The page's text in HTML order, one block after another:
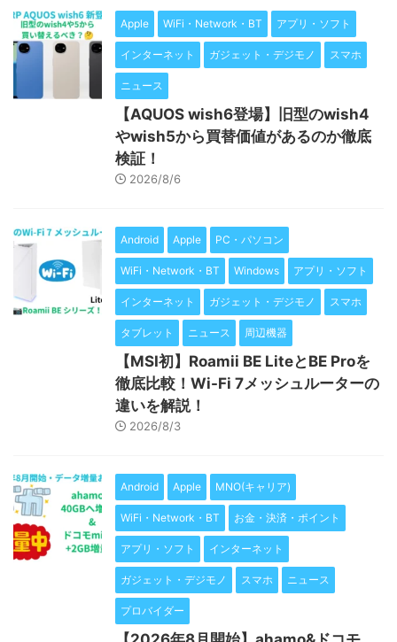
Apple WiFi・Network・BT アプリ・ソフト
インターネット ガジェット・デジモノ スマホ
ニュース
【AQUOS wish6登場】旧型のwish4
やwish5から買替価値があるのか徹底
検証！
2026/8/6
Android Apple PC・パソコン
WiFi・Network・BT Windows アプリ・ソフト
インターネット ガジェット・デジモノ スマホ
タブレット ニュース 周辺機器
【MSI初】Roamii BE LiteとBE Proを
徹底比較！Wi-Fi 7メッシュルーターの
違いを解説！
2026/8/3
Android Apple MNO(キャリア)
WiFi・Network・BT お金・決済・ポイント
アプリ・ソフト インターネット
ガジェット・デジモノ スマホ ニュース
プロバイダー